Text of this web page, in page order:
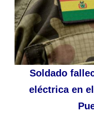
Soldado
eléctrica en